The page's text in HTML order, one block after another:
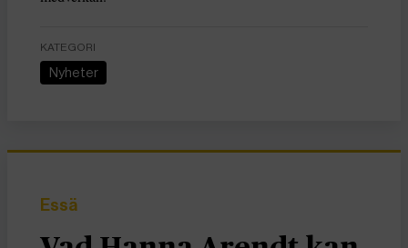
KATEGORI
Nyheter
Essä